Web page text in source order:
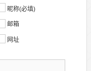
昵称(必填)
邮箱
网址